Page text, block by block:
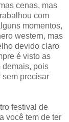
cenas, mas
com
momentos,
western, mas
devido claro
é visto as
demais, pois
sem precisar
festival de
você tem de ter